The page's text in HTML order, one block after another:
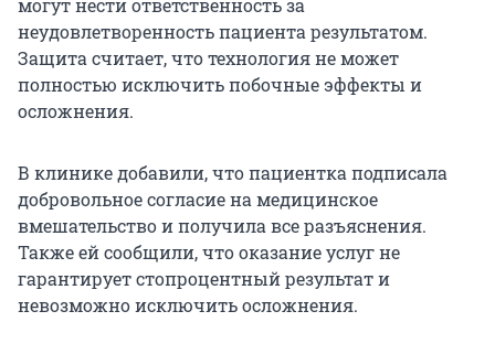
могут нести ответственность за
неудовлетворенность пациента результатом.
Защита считает, что технология не может
полностью исключить побочные эффекты и
осложнения.
В клинике добавили, что пациентка подписала
добровольное согласие на медицинское
вмешательство и получила все разъяснения.
Также ей сообщили, что оказание услуг не
гарантирует стопроцентный результат и
невозможно исключить осложнения.